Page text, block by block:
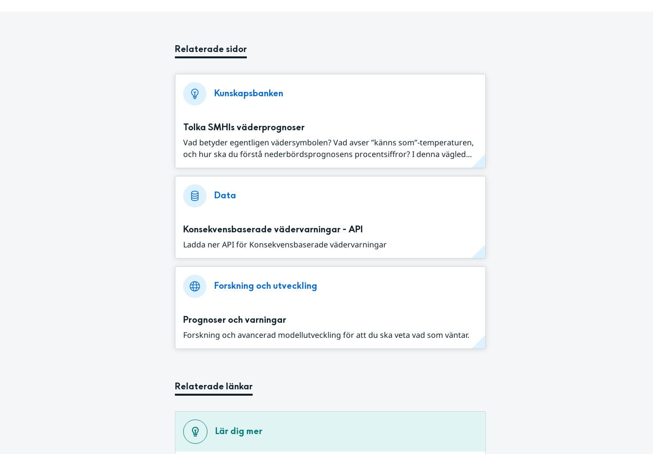
Relaterade sidor
Kunskapsbanken
Tolka SMHIs väderprognoser
Vad betyder egentligen vädersymbolen? Vad avser ”känns som”-temperaturen,
och hur ska du förstå nederbördsprognosens procentsiffror? I denna vägled...
Data
Konsekvensbaserade vädervarningar - API
Ladda ner API för Konsekvensbaserade vädervarningar
Forskning och utveckling
Prognoser och varningar
Forskning och avancerad modellutveckling för att du ska veta vad som väntar.
Relaterade länkar
Lär dig mer